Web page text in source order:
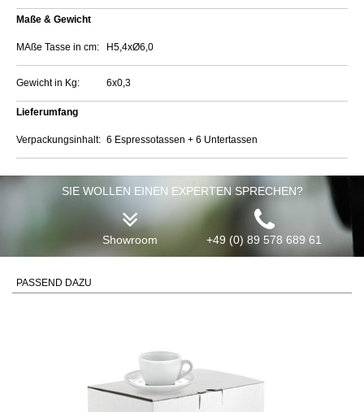
Maße & Gewicht
MAße Tasse in cm: H5,4xØ6,0
Gewicht in Kg: 6x0,3
Lieferumfang
Verpackungsinhalt: 6 Espressotassen + 6 Untertassen
SIE WOLLEN EINEN EXPERTEN SPRECHEN?
Showroom +49 (0) 89 578 689 61
PASSEND DAZU